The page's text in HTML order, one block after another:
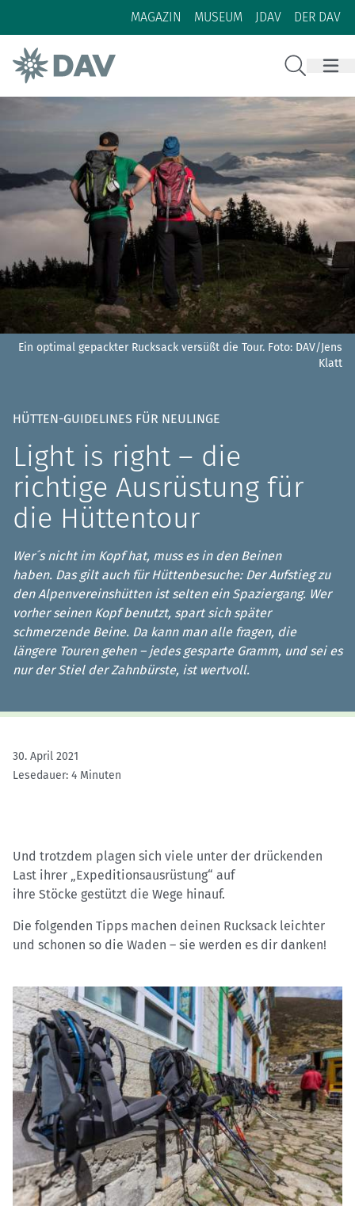
Zum Inhalt
Zur Footer-Navigation
MAGAZIN MUSEUM JDAV DER DAV
Ein optimal gepackter Rucksack versüßt die Tour. Foto: DAV/Jens
Klatt
HÜTTEN-GUIDELINES FÜR NEULINGE
Light is right – die
richtige Ausrüstung für
die Hüttentour
Wer´s nicht im Kopf hat, muss es in den Beinen
haben. Das gilt auch für Hüttenbesuche: Der Aufstieg zu
den Alpenvereinshütten ist selten ein Spaziergang. Wer
vorher seinen Kopf benutzt, spart sich später
schmerzende Beine. Da kann man alle fragen, die
längere Touren gehen – jedes gesparte Gramm, und sei es
nur der Stiel der Zahnbürste, ist wertvoll.
30. April 2021
Lesedauer: 4 Minuten
Und trotzdem plagen sich viele unter der drückenden
Last ihrer „Expeditionsausrüstung“ auf
ihre Stöcke gestützt die Wege hinauf.
Die folgenden Tipps machen deinen Rucksack leichter
und schonen so die Waden – sie werden es dir danken!